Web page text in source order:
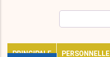
PRINCIPALE
PERSONNELLE